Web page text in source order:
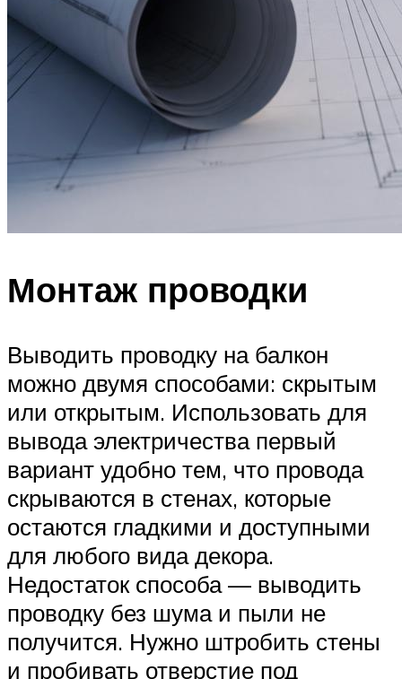
Монтаж проводки
Выводить проводку на балкон
можно двумя способами: скрытым
или открытым. Использовать для
вывода электричества первый
вариант удобно тем, что провода
скрываются в стенах, которые
остаются гладкими и доступными
для любого вида декора.
Недостаток способа — выводить
проводку без шума и пыли не
получится. Нужно штробить стены
и пробивать отверстие под